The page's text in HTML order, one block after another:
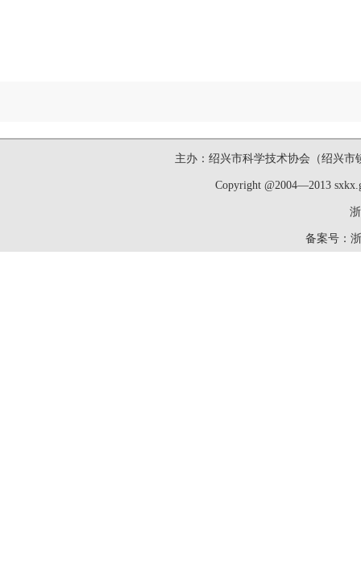
主办：绍兴市科学技术协会（绍兴市
Copyright @2004—2013
备案号：